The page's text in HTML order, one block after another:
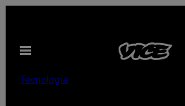
contenuto
Apri
Tecnología